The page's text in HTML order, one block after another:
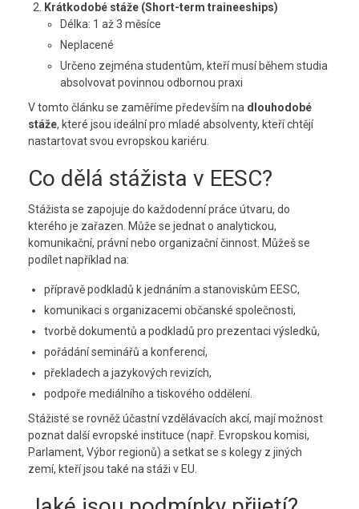
Krátkodobé stáže (Short-term traineeships)
Délka: 1 až 3 měsíce
Neplacené
Určeno zejména studentům, kteří musí během studia
absolvovat povinnou odbornou praxi
V tomto článku se zaměříme především na dlouhodobé
stáže, které jsou ideální pro mladé absolventy, kteří chtějí
nastartovat svou evropskou kariéru.
Co dělá stážista v EESC?
Stážista se zapojuje do každodenní práce útvaru, do
kterého je zařazen. Může se jednat o analytickou,
komunikační, právní nebo organizační činnost. Můžeš se
podílet například na:
přípravě podkladů k jednáním a stanoviskům EESC,
komunikaci s organizacemi občanské společnosti,
tvorbě dokumentů a podkladů pro prezentaci výsledků,
pořádání seminářů a konferencí,
překladech a jazykových revizích,
podpoře mediálního a tiskového oddělení.
Stážisté se rovněž účastní vzdělávacích akcí, mají možnost
poznat další evropské instituce (např. Evropskou komisi,
Parlament, Výbor regionů) a setkat se s kolegy z jiných
zemí, kteří jsou také na stáži v EU.